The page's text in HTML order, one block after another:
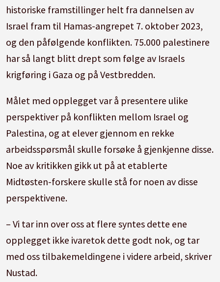
historiske framstillinger helt fra dannelsen av
Israel fram til Hamas-angrepet 7. oktober 2023,
og den påfølgende konflikten. 75.000 palestinere
har så langt blitt drept som følge av Israels
krigføring i Gaza og på Vestbredden.
Målet med opplegget var å presentere ulike
perspektiver på konflikten mellom Israel og
Palestina, og at elever gjennom en rekke
arbeidsspørsmål skulle forsøke å gjenkjenne disse.
Noe av kritikken gikk ut på at etablerte
Midtøsten-forskere skulle stå for noen av disse
perspektivene.
– Vi tar inn over oss at flere syntes dette ene
opplegget ikke ivaretok dette godt nok, og tar
med oss tilbakemeldingene i videre arbeid, skriver
Nustad.